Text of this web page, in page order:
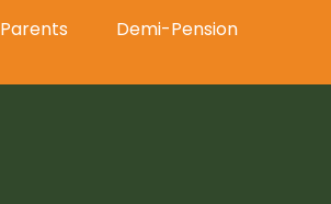
Parents Demi-Pension